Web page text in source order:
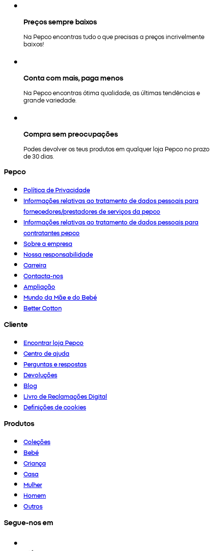
Preços sempre baixos
Na Pepco encontras tudo o que precisas a preços incrivelmente
baixos!
Conta com mais, paga menos
Na Pepco encontras ótima qualidade, as últimas tendências e
grande variedade.
Compra sem preocupações
Podes devolver os teus produtos em qualquer loja Pepco no prazo
de 30 dias.
Pepco
Política de Privacidade
Informações relativas ao tratamento de dados pessoais para
fornecedores/prestadores de serviços da pepco
Informações relativas ao tratamento de dados pessoais para
contratantes pepco
Sobre a empresa
Nossa responsabilidade
Carreira
Contacta-nos
Ampliação
Mundo da Mãe e do Bebé
Better Cotton
Cliente
Encontrar loja Pepco
Centro de ajuda
Perguntas e respostas
Devoluções
Blog
Livro de Reclamações Digital
Definições de cookies
Produtos
Coleções
Bebé
Criança
Casa
Mulher
Homem
Outros
Segue-nos em